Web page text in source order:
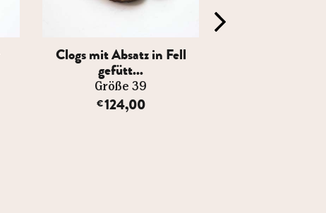
Clogs mit Absatz in Fell
gefütt...
Größe 39
€124,00